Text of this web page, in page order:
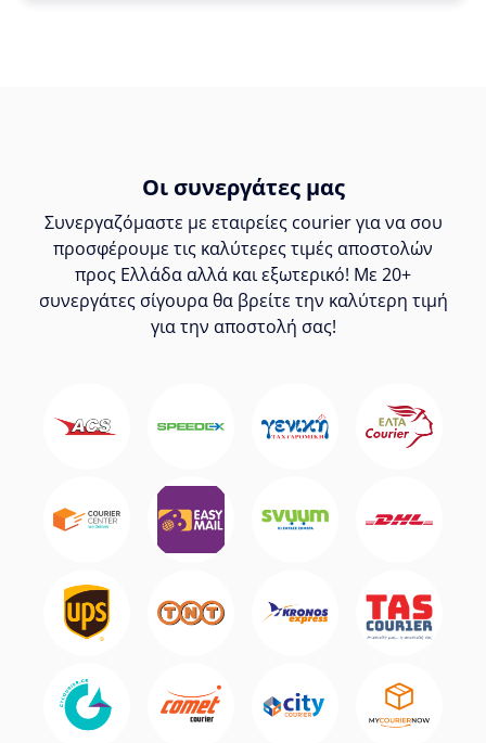
Οι συνεργάτες μας
Συνεργαζόμαστε με εταιρείες courier για να σου
προσφέρουμε τις καλύτερες τιμές αποστολών
προς Ελλάδα αλλά και εξωτερικό! Με 20+
συνεργάτες σίγουρα θα βρείτε την καλύτερη τιμή
για την αποστολή σας!